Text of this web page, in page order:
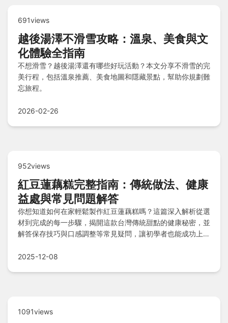
691views
越後湯澤不滑雪攻略：溫泉、美食與文
化體驗全指南
不想滑雪？越後湯澤還有哪些好玩活動？本文分享不滑雪的完
美行程，包括溫泉推薦、美食地圖和隱藏景點，幫助你規劃難
忘旅程。
2026-02-26
952views
紅豆蓮藕糕完整指南：傳統做法、健康
益處與常見問題解答
你想知道如何在家輕鬆製作紅豆蓮藕糕嗎？這篇深入解析從選
材到完成的每一步驟，揭開這款台灣傳統甜點的健康秘密，並
解答保存技巧與口感調整等常見疑問，讓初學者也能成功上
2025-12-08
1091views